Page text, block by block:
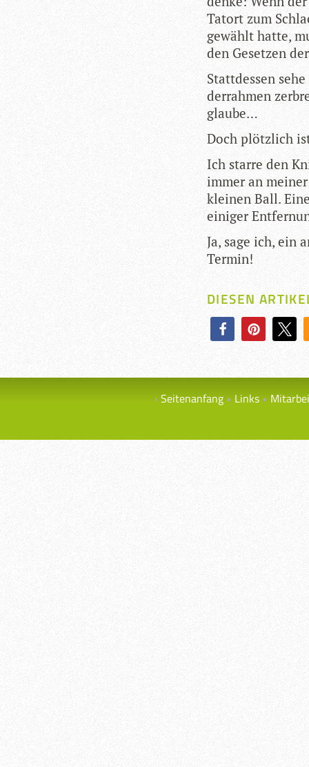
Tat­ort zum
gewählt hatte,
den Geset­zen
Statt­des­sen
der­rah­men
glaube…
Doch plötz­lich
Ich starre den
immer an
klei­nen Ball.
eini­ger
Ja, sage ich, ein
Termin!
DIESEN
Seitenanfang Links